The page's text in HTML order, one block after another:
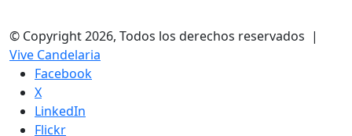
© Copyright 2026, Todos los derechos reservados |
Vive Candelaria
Facebook
X
LinkedIn
Flickr